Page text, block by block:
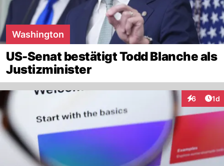
Washington
US-Senat bestätigt Todd Blanche als
Justizminister
6 1d